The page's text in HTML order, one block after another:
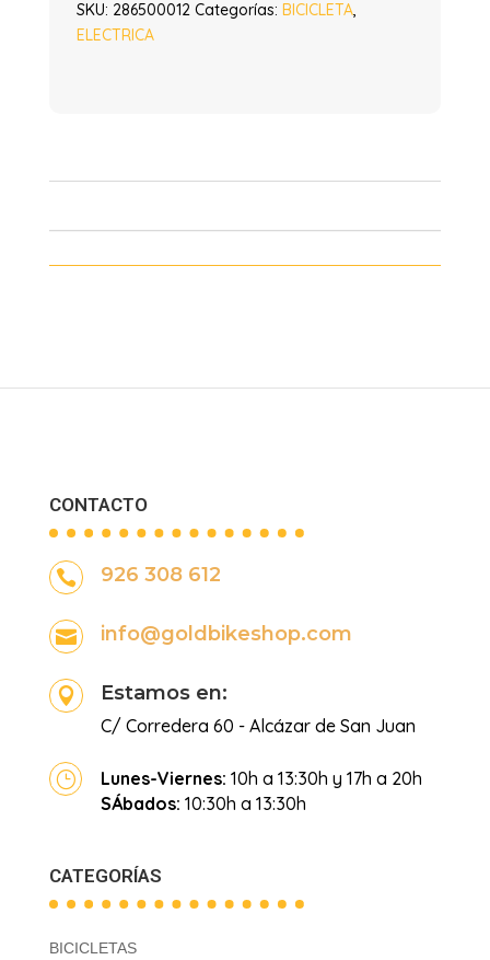
SKU: 286500012 Categorías: BICICLETA,
ELECTRICA
CONTACTO
 926 308 612
 info@goldbikeshop.com
 Estamos en:
C/ Corredera 60 - Alcázar de San Juan
} Lunes-Viernes: 10h a 13:30h y 17h a 20h
SÁbados: 10:30h a 13:30h
CATEGORÍAS
BICICLETAS